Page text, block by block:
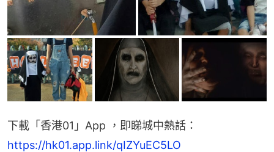
下載「香港01」App ，即睇城中熱話：
https://hk01.app.link/qIZYuEC5LO